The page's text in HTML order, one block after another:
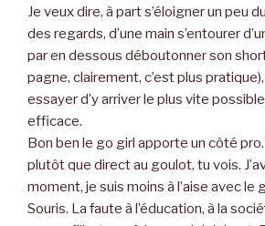
Je veux dire, à part s’éloigner un peu
des regards, d’une main s’entourer
par en dessous déboutonner son
pagne, clairement, c’est plus
essayer d’y arriver le plus vite
efficace.
Bon ben le go girl apporte un côté
plutôt que direct au goulot, tu vois.
moment, je suis moins à l’aise avec le
Souris. La faute à l’éducation, à la